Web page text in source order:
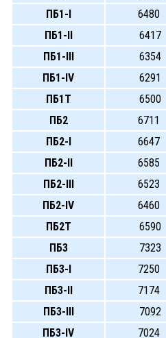
ПБ1-I
6480
ПБ1-II
6417
ПБ1-III
6354
ПБ1-IV
6291
ПБ1Т
6500
ПБ2
6711
ПБ2-I
6647
ПБ2-II
6585
ПБ2-III
6523
ПБ2-IV
6460
ПБ2Т
6590
ПБ3
7323
ПБ3-I
7250
ПБ3-II
7174
ПБ3-III
7092
ПБ3-IV
7024